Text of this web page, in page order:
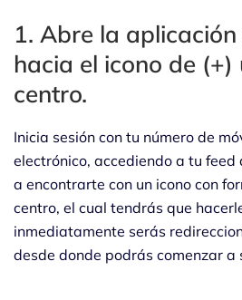
1. Abre la
hacia el icono de
centro.
Inicia sesión con tu número de
electrónico, accediendo a tu
a encontrarte con un icono con
centro, el cual tendrás que
inmediatamente serás
desde donde podrás comenzar a